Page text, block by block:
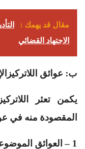
مقال قد يهمك :
الاجتهاد القضائي
ب: عوائق
يكمن تعثر
المقصودة منه في عوائق
1 – العوائق الموضوعية